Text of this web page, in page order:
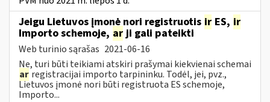
Jeigu Lietuvos įmonė nori registruotis ir ES, ir
Importo schemoje, arji gali pateikti
Web turinio sąrašas 2021-06-16
Ne, turi būti teikiami atskiri prašymai kiekvienai schemai
ar registracijai importo tarpininku. Todėl, jei, pvz.,
Lietuvos įmonė nori būti registruota ES schemoje,
Importo...